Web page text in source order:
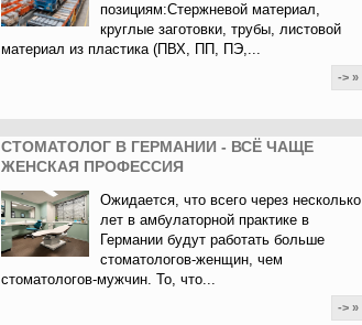
позициям:Стержневой материал,
круглые заготовки, трубы, листовой
материал из пластика (ПВХ, ПП, ПЭ,...
-> »
СТОМАТОЛОГ В ГЕРМАНИИ - ВСЁ ЧАЩЕ
ЖЕНСКАЯ ПРОФЕССИЯ
Ожидается, что всего через несколько
лет в амбулаторной практике в
Германии будут работать больше
стоматологов-женщин, чем
стоматологов-мужчин. То, что...
-> »